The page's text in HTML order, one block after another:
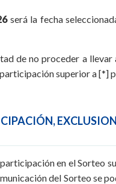
será la fecha
de no proceder a
superior a [*]
en el Sorteo
del Sorteo se